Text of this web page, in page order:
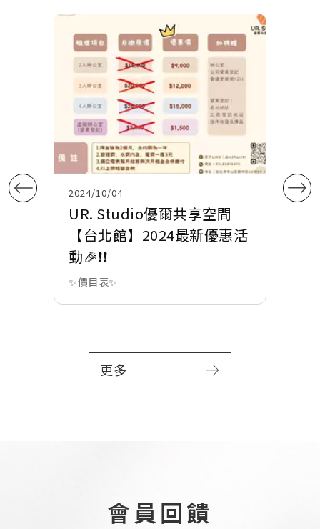
2024/08/26
UR. Studio優爾共享空間
【台中學士館】預備開幕中!
商務辦公室租金方案 $15000起/月(已含
稅)，中山區CP值最高。 寬敞共享空
間，採光良好、極佳視野 👇立即洽詢 預
約參觀👇
更多
會員回饋